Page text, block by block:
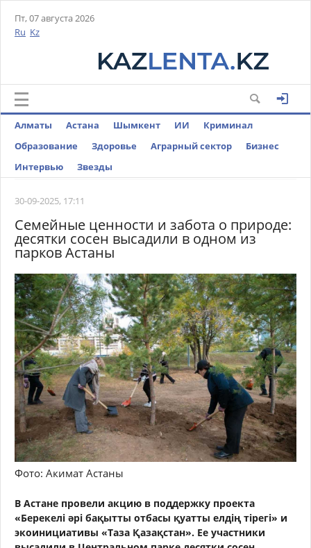
Пт, 07 августа 2026
Ru Kz
Алматы Астана Шымкент ИИ
Криминал
Образование
Здоровье Аграрный сектор
Бизнес
Интервью
Звезды
30-09-2025, 17:11
Семейные ценности и забота о природе:
десятки сосен высадили в одном из
парков Астаны
Фото: Акимат Астаны
В Астане провели акцию в поддержку проекта
«Берекелі әрі бақытты отбасы қуатты елдің тірегі» и
экоинициативы «Таза Қазақстан». Ее участники